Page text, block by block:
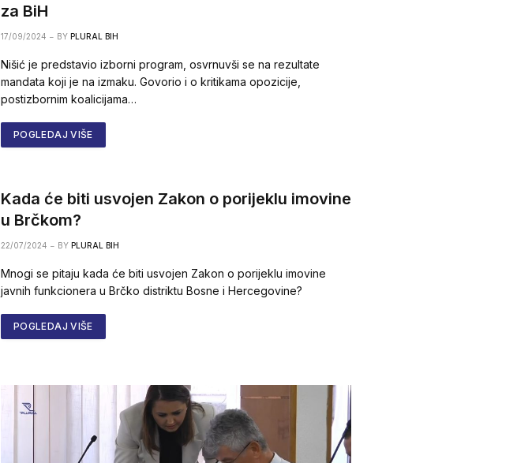
za BiH
17/09/2024 BY PLURAL BIH
Nišić je predstavio izborni program, osvrnuvši se na rezultate
mandata koji je na izmaku. Govorio i o kritikama opozicije,
postizbornim koalicijama…
POGLEDAJ VIŠE
Kada će biti usvojen Zakon o porijeklu imovine
u Brčkom?
22/07/2024 BY PLURAL BIH
Mnogi se pitaju kada će biti usvojen Zakon o porijeklu imovine
javnih funkcionera u Brčko distriktu Bosne i Hercegovine?
POGLEDAJ VIŠE